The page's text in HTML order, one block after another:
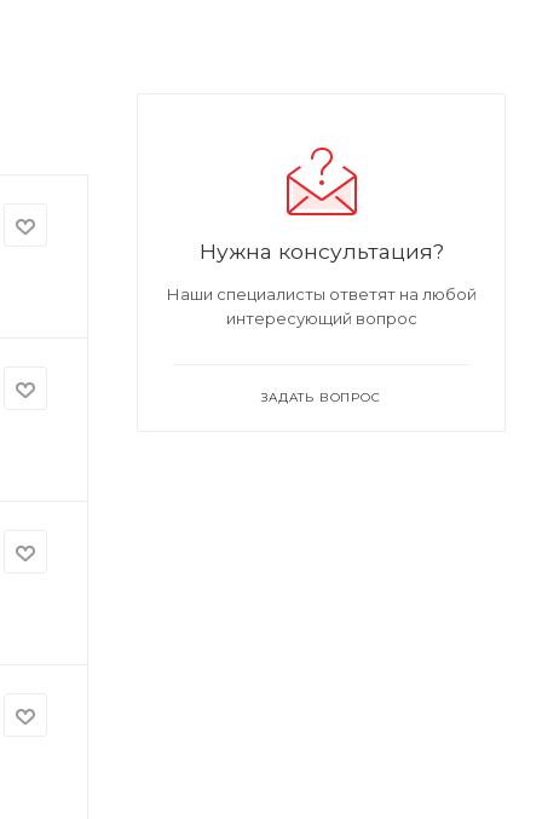
Нужна консультация?
Наши специалисты ответят на любой
интересующий вопрос
ЗАДАТЬ ВОПРОС